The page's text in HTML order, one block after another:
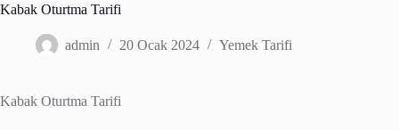
Kabak Oturtma Tarifi
admin 20 Ocak 2024 Yemek Tarifi
Kabak Oturtma Tarifi